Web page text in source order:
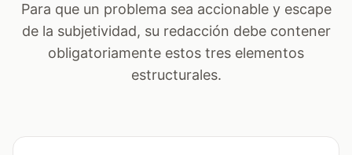
Para que un problema sea accionable y escape
de la subjetividad, su redacción debe contener
obligatoriamente estos tres elementos
estructurales.